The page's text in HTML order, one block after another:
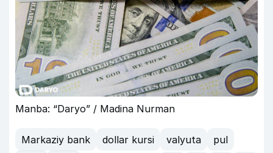
Manba: “Daryo” / Madina Nurman
Markaziy bank dollar kursi valyuta
pul